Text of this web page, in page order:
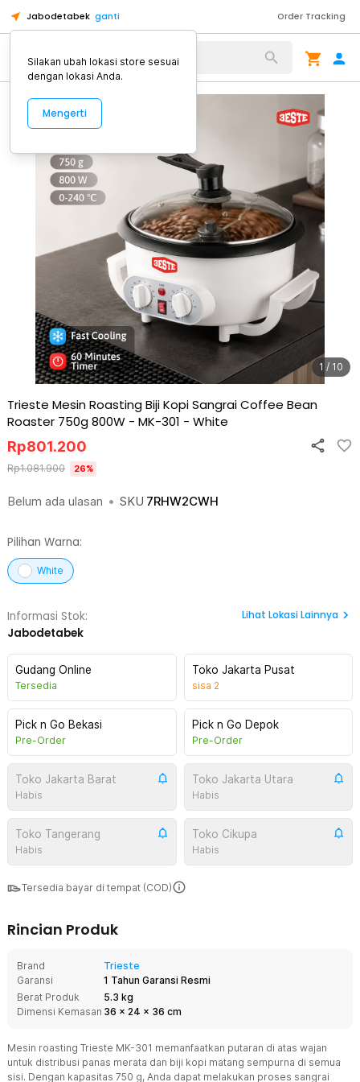
Jabodetabek ganti Order Tracking
Alat Kopi
1 / 10
Trieste Mesin Roasting Biji Kopi Sangrai Coffee Bean
Roaster 750g 800W - MK-301 - White
Belum ada ulasan • SKU 7RHW2CWH
Rp801.200
Rp1.081.900 26%
Pilihan Warna:
White
Informasi Stok:
Jabodetabek
Lihat Lokasi Lainnya
Gudang Online
Tersedia
Toko Jakarta Pusat
sisa 2
Pick n Go Bekasi
Pre-Order
Pick n Go Depok
Pre-Order
Toko Jakarta Barat
Habis
Toko Jakarta Utara
Habis
Toko Tangerang
Habis
Toko Cikupa
Habis
Tersedia bayar di tempat (COD)
Rincian Produk
Brand
Trieste
Garansi
1 Tahun Garansi Resmi
Berat Produk
5.3 kg
Dimensi Kemasan 36 x 24 x 36 cm
Mesin roasting Trieste MK-301 memanfaatkan putaran di atas wajan
untuk distribusi panas merata dan biji kopi matang sempurna di semua
sisi. Dengan kapasitas 750 g, Anda dapat melakukan proses sangrai
Silakan ubah lokasi store sesuai
dengan lokasi Anda.
Mengerti